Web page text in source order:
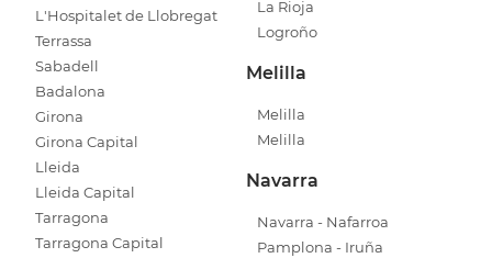
L'Hospitalet de Llobregat
Terrassa
Sabadell
Badalona
Girona
Girona Capital
Lleida
Lleida Capital
Tarragona
Tarragona Capital
La Rioja
Logroño
Melilla
Melilla
Melilla
Navarra
Navarra - Nafarroa
Pamplona - Iruña